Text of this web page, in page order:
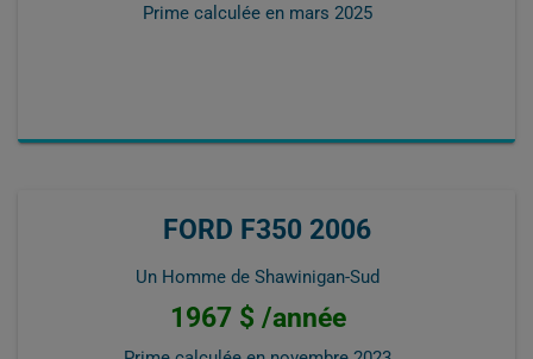
Prime calculée en mars 2025
FORD F350 2006
Un Homme de Shawinigan-Sud
1967 $ /année